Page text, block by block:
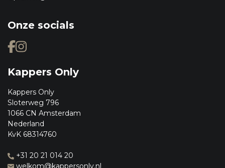
Onze socials
Kappers Only
Kappers Only
Sloterweg 796
1066 CN Amsterdam
Nederland
KvK 68314760
+31 20 21 014 20
welkom@kappersonly.nl